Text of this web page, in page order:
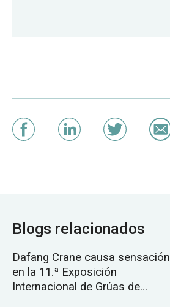
Blogs relacionados
Dafang Crane causa sensación
en la 11.ª Exposición
Internacional de Grúas de